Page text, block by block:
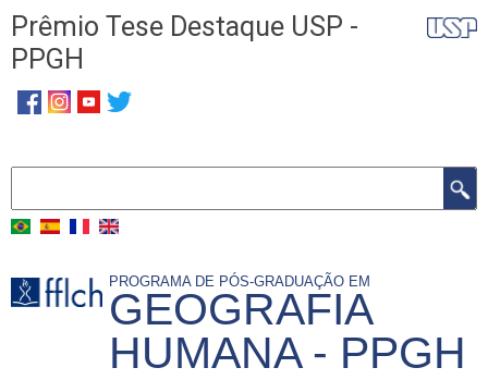
Pular
para
conteúdo
Prêmio Tese Destaque USP -
PPGH
PROGRAMA DE PÓS-GRADUAÇÃO EM
GEOGRAFIA
HUMANA - PPGH